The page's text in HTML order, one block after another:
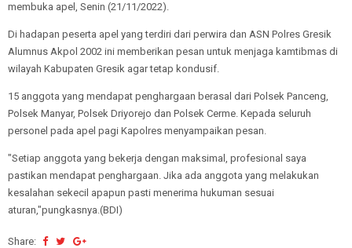
membuka apel, Senin (21/11/2022).
Di hadapan peserta apel yang terdiri dari perwira dan ASN Polres Gresik
Alumnus Akpol 2002 ini memberikan pesan untuk menjaga kamtibmas di
wilayah Kabupaten Gresik agar tetap kondusif.
15 anggota yang mendapat penghargaan berasal dari Polsek Panceng,
Polsek Manyar, Polsek Driyorejo dan Polsek Cerme. Kepada seluruh
personel pada apel pagi Kapolres menyampaikan pesan.
"Setiap anggota yang bekerja dengan maksimal, profesional saya
pastikan mendapat penghargaan. Jika ada anggota yang melakukan
kesalahan sekecil apapun pasti menerima hukuman sesuai
aturan,"pungkasnya.(BDI)
Share: